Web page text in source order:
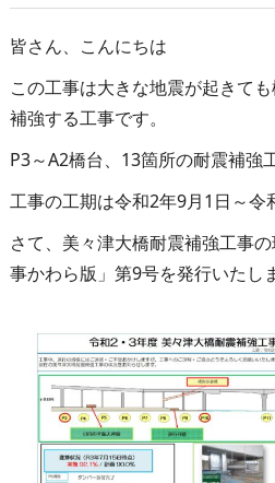
皆さん、こんにちは
この工事は大きな地震が起きて
補強する工事です。
P3～A2橋台、13箇所の耐震補強
工事の工期は令和2年9月1日～令
さて、美々津大橋耐震補強工事
事かわら版」第9号を発行いたし